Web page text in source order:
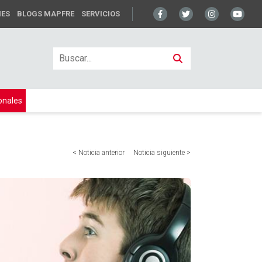
BLOGS MAPFRE SERVICIOS
< Noticia anterior Noticia siguiente >